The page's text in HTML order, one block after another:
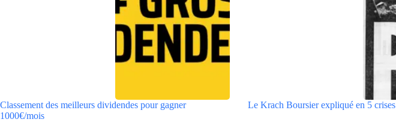
Classement des meilleurs dividendes pour gagner
1000€/mois
Le Krach Boursier expliqué en 5 crises